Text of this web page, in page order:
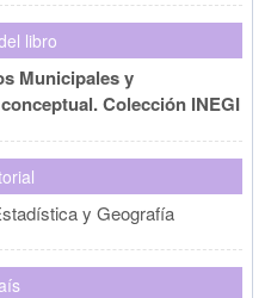
libro
Municipales y
Colección INEGI
y Geografía